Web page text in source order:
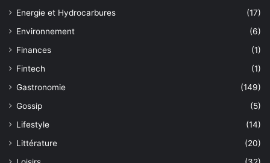
Energie et Hydrocarbures
(17)
Environnement
(6)
Finances
(1)
Fintech
(1)
Gastronomie
(149)
Gossip
(5)
Lifestyle
(14)
Littérature
(20)